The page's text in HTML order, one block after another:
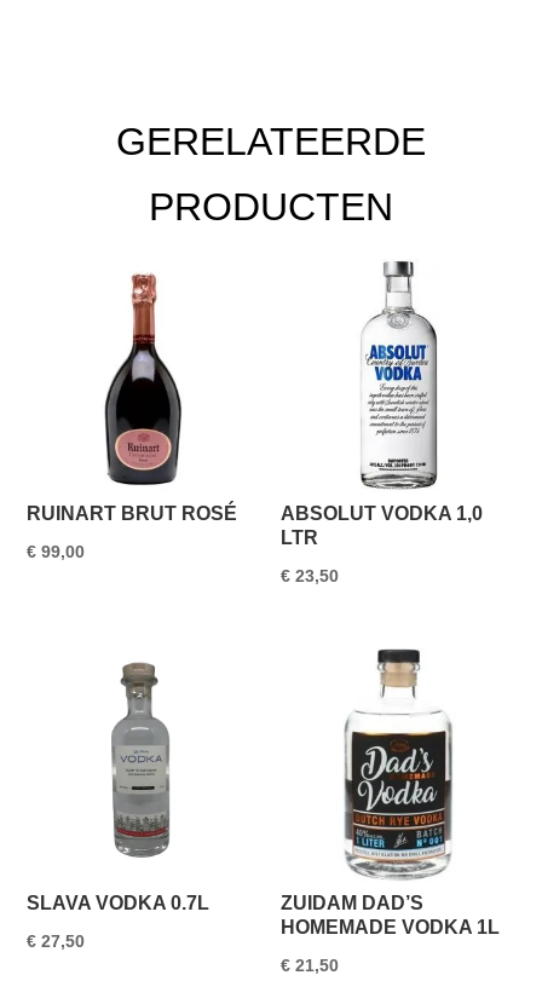
GERELATEERDE
PRODUCTEN
RUINART BRUT ROSÉ
€ 99,00
ABSOLUT VODKA 1,0
LTR
€ 23,50
SLAVA VODKA 0.7L
€ 27,50
ZUIDAM DAD’S
HOMEMADE VODKA 1L
€ 21,50